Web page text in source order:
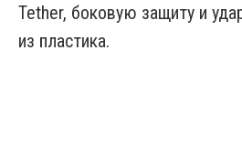
Tether, боковую защиту и
из пластика.